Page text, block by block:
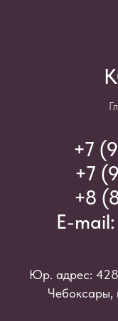
+7
+7
+8
E-mail:
Юр. адрес:
Чебоксары,